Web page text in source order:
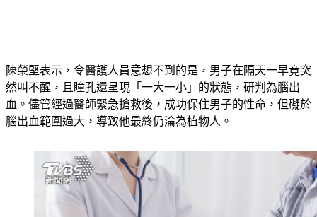
陳榮堅表示，令醫護人員意想不到的是，男子在隔天一早竟突
然叫不醒，且瞳孔還呈現「一大一小」的狀態，研判為腦出
血。儘管經過醫師緊急搶救後，成功保住男子的性命，但礙於
腦出血範圍過大，導致他最終仍淪為植物人。